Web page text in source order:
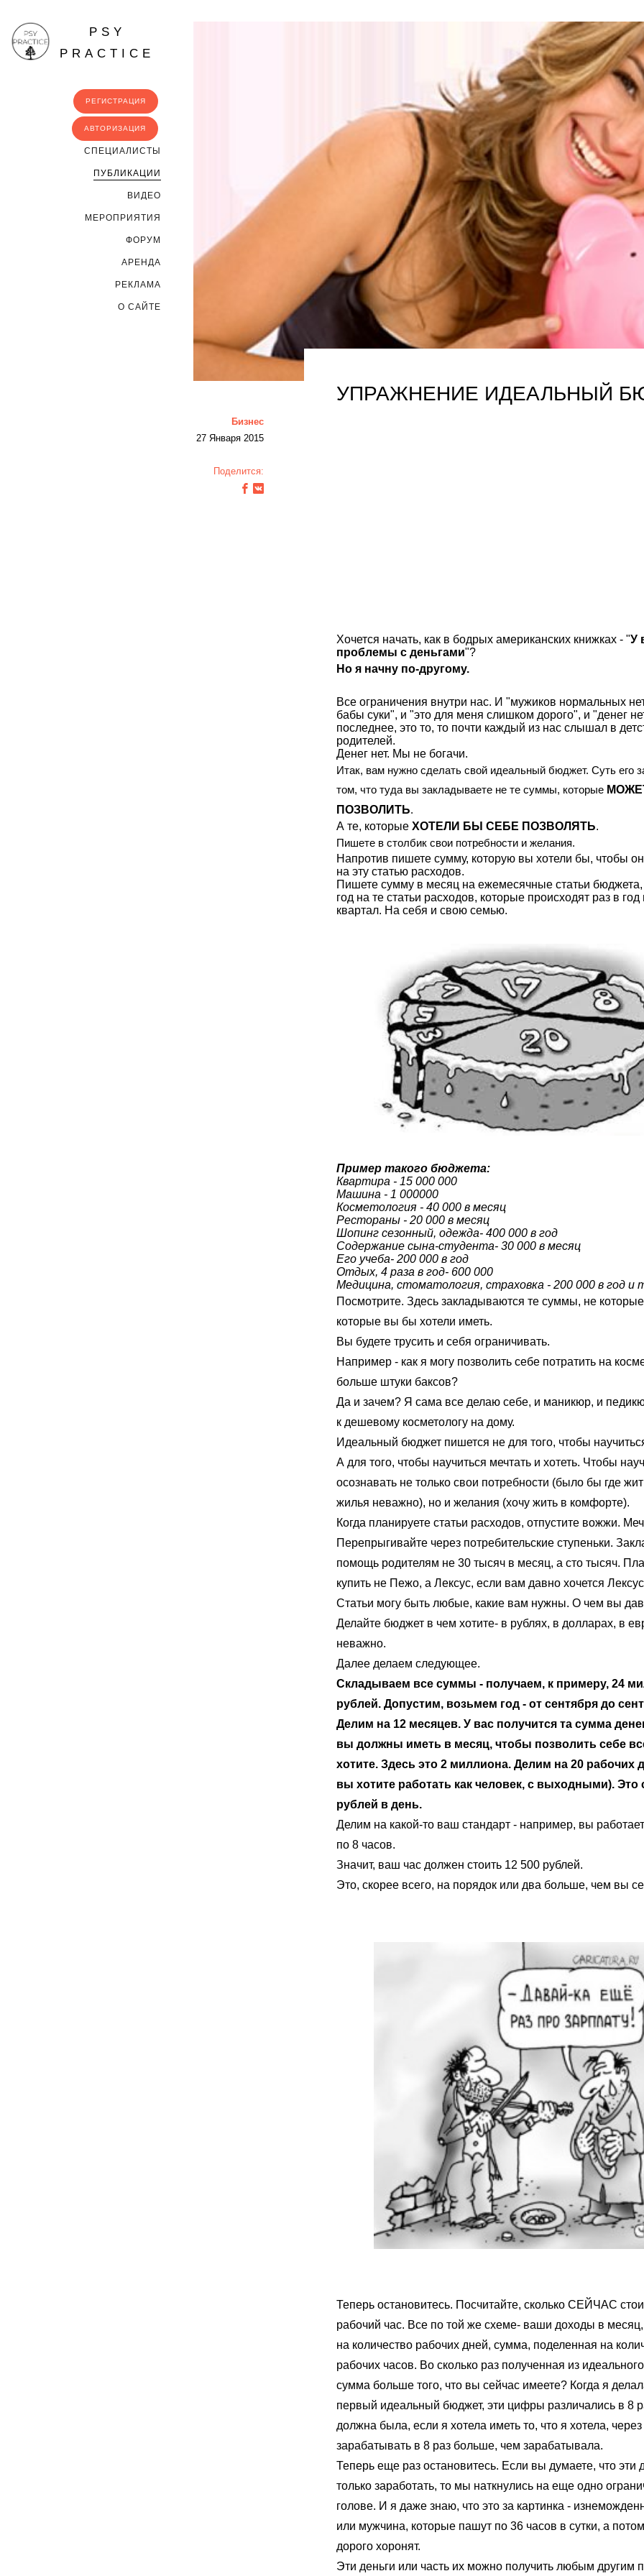
PSY
PRACTICE
РЕГИСТРАЦИЯ
АВТОРИЗАЦИЯ
CПЕЦИАЛИСТЫ
ПУБЛИКАЦИИ
ВИДЕО
МЕРОПРИЯТИЯ
ФОРУМ
АРЕНДА
РЕКЛАМА
О САЙТЕ
Бизнес
27 Января 2015
Поделится:
УПРАЖНЕНИЕ ИДЕАЛЬНЫЙ
Хочется начать, как в бодрых американских книжках - "У
проблемы с деньгами"?
Но я начну по-другому.
Все ограничения внутри нас. И "мужиков нормальных
бабы суки", и "это для меня слишком дорого", и "денег
последнее, это то, то почти каждый из нас слышал в
родителей.
Денег нет. Мы не богачи.
Итак, вам нужно сделать свой идеальный бюджет. Суть его
том, что туда вы закладываете не те суммы, которые
ПОЗВОЛИТЬ.
А те, которые ХОТЕЛИ БЫ СЕБЕ ПОЗВОЛЯТЬ.
Пишете в столбик свои потребности и желания.
Напротив пишете сумму, которую вы хотели бы, чтобы
на эту статью расходов.
Пишете сумму в месяц на ежемесячные статьи
год на те статьи расходов, которые происходят раз в год
квартал. На себя и свою семью.
Пример такого бюджета:
Квартира - 15 000 000
Машина - 1 000000
Косметология - 40 000 в месяц
Рестораны - 20 000 в месяц
Шопинг сезонный, одежда- 400 000 в год
Содержание сына-студента- 30 000 в месяц
Его учеба- 200 000 в год
Отдых, 4 раза в год- 600 000
Медицина, стоматология, страховка - 200 000 в год и
Посмотрите. Здесь закладываются те суммы, не которые
которые вы бы хотели иметь.
Вы будете трусить и себя ограничивать.
Например - как я могу позволить себе потратить на
больше штуки баксов?
Да и зачем? Я сама все делаю себе, и маникюр, и
к дешевому косметологу на дому.
Идеальный бюджет пишется не для того, чтобы
А для того, чтобы научиться мечтать и хотеть. Чтобы
осознавать не только свои потребности (было бы где
жилья неважно), но и желания (хочу жить в комфорте).
Когда планируете статьи расходов, отпустите вожжи.
Перепрыгивайте через потребительские ступеньки.
помощь родителям не 30 тысяч в месяц, а сто тысяч.
купить не Пежо, а Лексус, если вам давно хочется
Статьи могу быть любые, какие вам нужны. О чем вы
Делайте бюджет в чем хотите- в рублях, в долларах, в
неважно.
Далее делаем следующее.
Складываем все суммы - получаем, к примеру, 24
рублей. Допустим, возьмем год - от сентября до
Делим на 12 месяцев. У вас получится та сумма
вы должны иметь в месяц, чтобы позволить себе
хотите. Здесь это 2 миллиона. Делим на 20 рабочих
вы хотите работать как человек, с выходными). Это
рублей в день.
Делим на какой-то ваш стандарт - например, вы
по 8 часов.
Значит, ваш час должен стоить 12 500 рублей.
Это, скорее всего, на порядок или два больше, чем вы
Теперь остановитесь. Посчитайте, сколько СЕЙЧАС
рабочий час. Все по той же схеме- ваши доходы в
на количество рабочих дней, сумма, поделенная на
рабочих часов. Во сколько раз полученная из
сумма больше того, что вы сейчас имеете? Когда я
первый идеальный бюджет, эти цифры различались в 8
должна была, если я хотела иметь то, что я хотела, через
зарабатывать в 8 раз больше, чем зарабатывала.
Теперь еще раз остановитесь. Если вы думаете, что эти
только заработать, то мы наткнулись на еще одно
голове. И я даже знаю, что это за картинка -
или мужчина, которые пашут по 36 часов в сутки, а
дорого хоронят.
Эти деньги или часть их можно получить любым другим